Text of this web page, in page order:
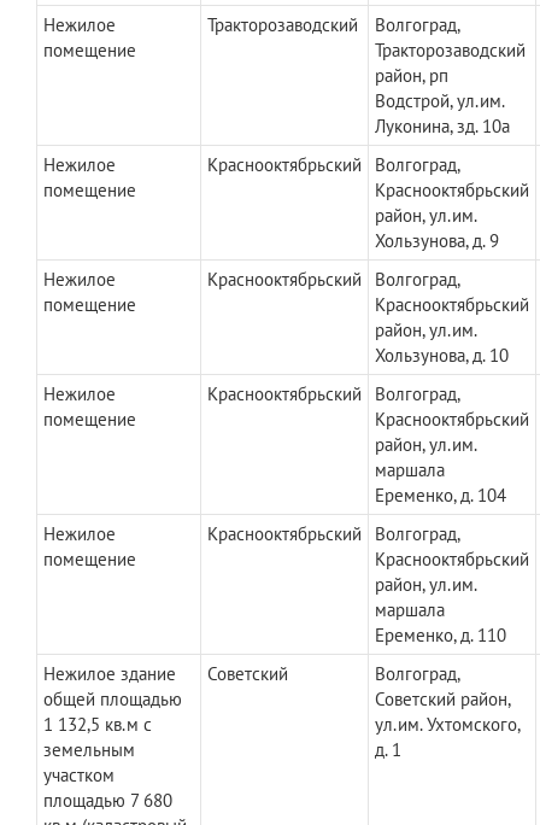
Нежилое
помещение
Тракторозаводский
Волгоград,
Тракторозаводский
район, рп
Водстрой, ул.им.
Луконина, зд. 10а
Нежилое
помещение
Краснооктябрьский
Волгоград,
Краснооктябрьский
район, ул.им.
Хользунова, д. 9
Нежилое
помещение
Краснооктябрьский
Волгоград,
Краснооктябрьский
район, ул.им.
Хользунова, д. 10
Нежилое
помещение
Краснооктябрьский
Волгоград,
Краснооктябрьский
район, ул.им.
маршала
Еременко, д. 104
Нежилое
помещение
Краснооктябрьский
Волгоград,
Краснооктябрьский
район, ул.им.
маршала
Еременко, д. 110
Нежилое здание
общей площадью
1 132,5 кв.м с
земельным
участком
площадью 7 680
Советский
Волгоград,
Советский район,
ул.им. Ухтомского,
д. 1